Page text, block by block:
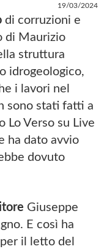
19/03/2024
di corruzioni e
di Maurizio
struttura
idrogeologico,
i lavori nel
sono stati fatti a
Lo Verso su Live
ha dato avvio
dovuto
Giuseppe
E così ha
il letto del